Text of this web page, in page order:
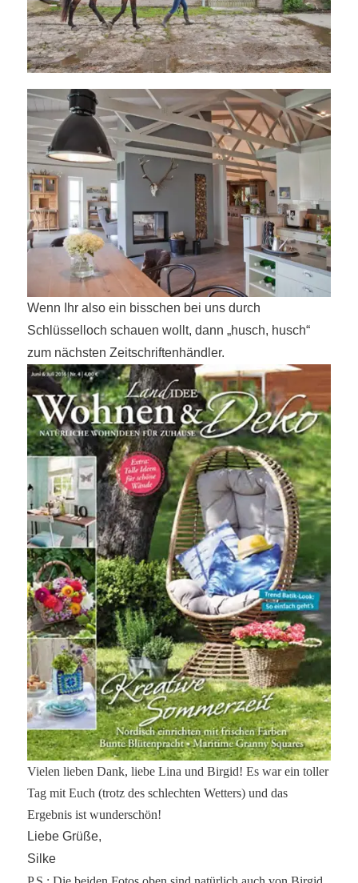
Wenn Ihr also ein bisschen bei uns durch
Schlüsselloch schauen wollt, dann „husch, husch“
zum nächsten Zeitschriftenhändler.
Vielen lieben Dank, liebe Lina und Birgid! Es war ein toller
Tag mit Euch (trotz des schlechten Wetters) und das
Ergebnis ist wunderschön!
Liebe Grüße,
Silke